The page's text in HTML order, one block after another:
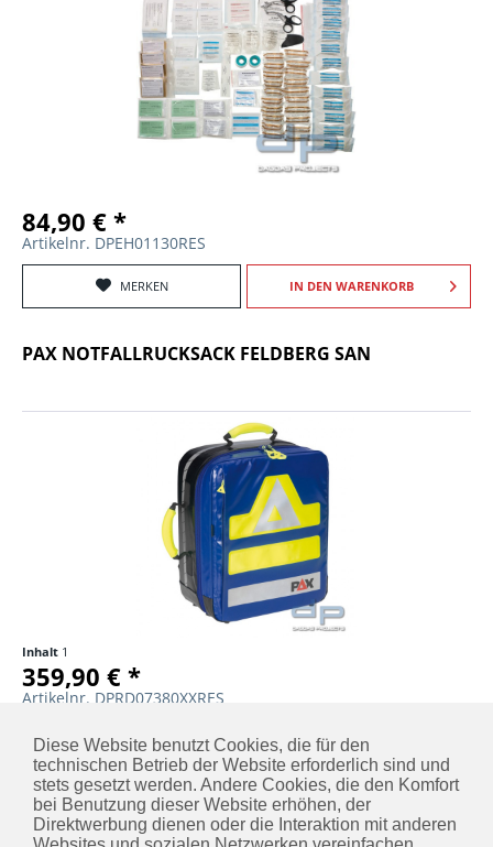
84,90 € *
Artikelnr. DPEH01130RES
MERKEN IN DEN WARENKORB
PAX NOTFALLRUCKSACK FELDBERG SAN
Inhalt 1
359,90 € *
Artikelnr. DPRD07380XXRES
MERKEN DETAILS
KONTAKT
Diese Website benutzt Cookies, die für den
technischen Betrieb der Website erforderlich sind und
stets gesetzt werden. Andere Cookies, die den Komfort
bei Benutzung dieser Website erhöhen, der
Direktwerbung dienen oder die Interaktion mit anderen